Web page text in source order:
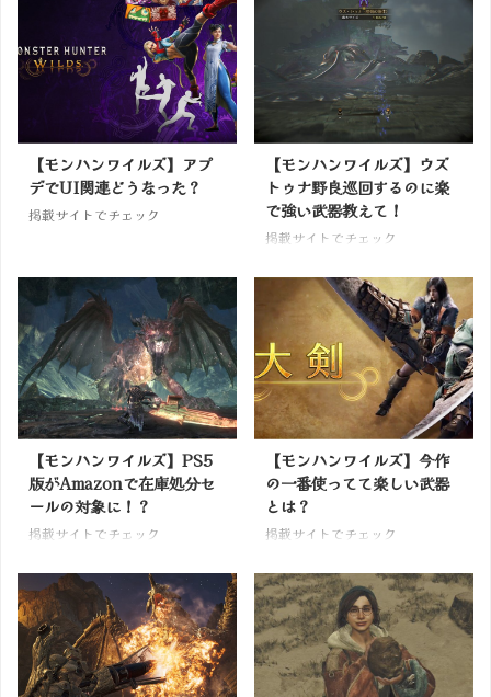
【モンハンワイルズ】アプ
デでUI関連どうなった？
掲載サイトでチェック
【モンハンワイルズ】ウズ
トゥナ野良巡回するのに楽
で強い武器教えて！
掲載サイトでチェック
【モンハンワイルズ】PS5
版がAmazonで在庫処分セ
ールの対象に！？
掲載サイトでチェック
【モンハンワイルズ】今作
の一番使ってて楽しい武器
とは？
掲載サイトでチェック